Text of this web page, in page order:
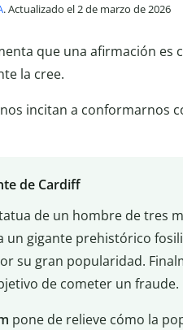
. Actualizado el 2 de marzo de 2026
que una afirmación es
la cree.
incitan a conformarnos
de Cardiff
de un hombre de tres
un gigante prehistórico
su gran popularidad.
de cometer un fraude.
pone de relieve cómo la